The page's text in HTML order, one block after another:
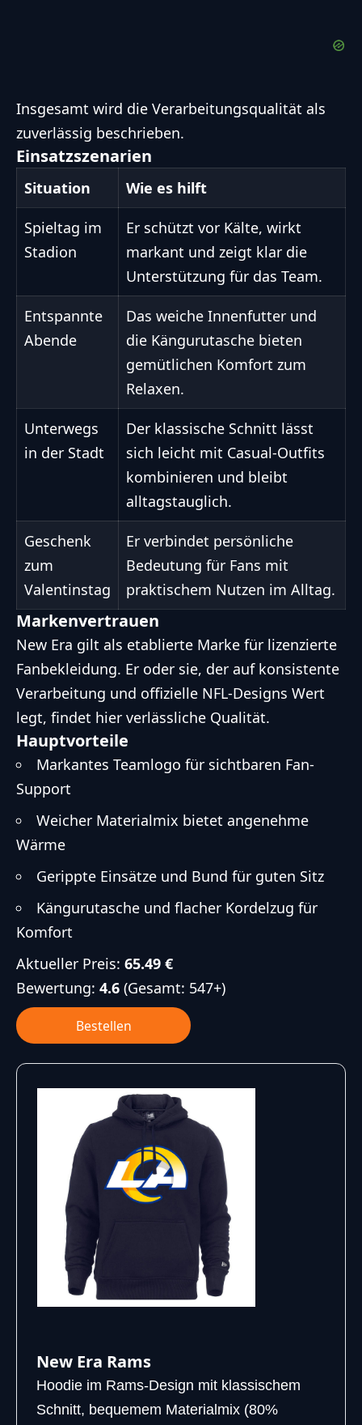
Insgesamt wird die Verarbeitungsqualität als
zuverlässig beschrieben.
Einsatzszenarien
Situation Wie es hilft
Spieltag im
Stadion
Er schützt vor Kälte, wirkt
markant und zeigt klar die
Unterstützung für das Team.
Entspannte
Abende
Das weiche Innenfutter und
die Kängurutasche bieten
gemütlichen Komfort zum
Relaxen.
Unterwegs
in der Stadt
Der klassische Schnitt lässt
sich leicht mit Casual-Outfits
kombinieren und bleibt
alltagstauglich.
Geschenk
zum
Valentinstag
Er verbindet persönliche
Bedeutung für Fans mit
praktischem Nutzen im Alltag.
Markenvertrauen
New Era gilt als etablierte Marke für lizenzierte
Fanbekleidung. Er oder sie, der auf konsistente
Verarbeitung und offizielle NFL-Designs Wert
legt, findet hier verlässliche Qualität.
Hauptvorteile
Markantes Teamlogo für sichtbaren Fan-
Support
Weicher Materialmix bietet angenehme
Wärme
Gerippte Einsätze und Bund für guten Sitz
Kängurutasche und flacher Kordelzug für
Komfort
Aktueller Preis: 65.49 €
Bewertung: 4.6 (Gesamt: 547+)
Bestellen
New Era Rams
Hoodie im Rams-Design mit klassischem
Schnitt, bequemem Materialmix (80%